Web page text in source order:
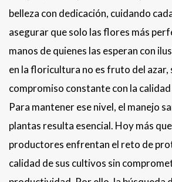
belleza con dedicación, cuidando
asegurar que solo las flores más
manos de quienes las esperan con
en la floricultura no es fruto del azar,
compromiso constante con la
Para mantener ese nivel, el manejo
plantas resulta esencial. Hoy más
productores enfrentan el reto de
calidad de sus cultivos sin